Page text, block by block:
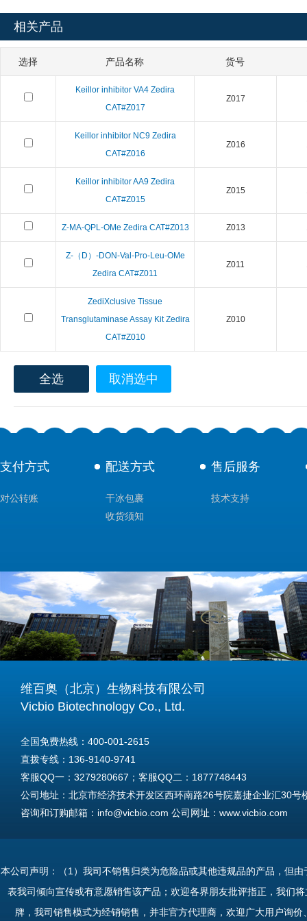
相关产品
选择 产品名称 货号
Keillor inhibitor VA4 Zedira
CAT#Z017
Z017
Keillor inhibitor NC9 Zedira
CAT#Z016
Z016
Keillor inhibitor AA9 Zedira
CAT#Z015
Z015
Z-MA-QPL-OMe Zedira CAT#Z013 Z013
Z-（D）-DON-Val-Pro-Leu-OMe
Zedira CAT#Z011
Z011
ZediXclusive Tissue
Transglutaminase Assay Kit Zedira
CAT#Z010
Z010
全选 取消选中
支付方式
对公转账
配送方式
干冰包裹
收货须知
售后服务
技术支持
维百奥（北京）生物科技有限公司
Vicbio Biotechnology Co., Ltd.
全国免费热线：400-001-2615
直拨专线：136-9140-9741
客服QQ一：3279280667；客服QQ二：1877748443
公司地址：北京市经济技术开发区西环南路26号院嘉捷企业汇30号
咨询和订购邮箱：info@vicbio.com 公司网址：www.vicbio.com
Tel: +86-13691409741
本公司声明：（1）我司不销售归类为危险品或其他违规品的产品，但
表我司倾向宣传或有意愿销售该产品；欢迎各界朋友批评指正，我们
牌，我司销售模式为经销销售，并非官方代理商，欢迎广大用户询